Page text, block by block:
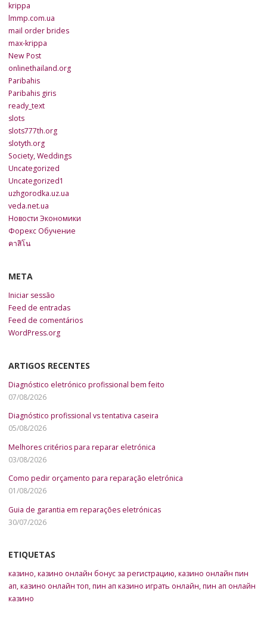
krippa
lmmp.com.ua
mail order brides
max-krippa
New Post
onlinethailand.org
Paribahis
Paribahis giris
ready_text
slots
slots777th.org
slotyth.org
Society, Weddings
Uncategorized
Uncategorized1
uzhgorodka.uz.ua
veda.net.ua
Новости Экономики
Форекс Обучение
คาสิโน
META
Iniciar sessão
Feed de entradas
Feed de comentários
WordPress.org
ARTIGOS RECENTES
Diagnóstico eletrónico profissional bem feito
07/08/2026
Diagnóstico profissional vs tentativa caseira
05/08/2026
Melhores critérios para reparar eletrónica
03/08/2026
Como pedir orçamento para reparação eletrónica
01/08/2026
Guia de garantia em reparações eletrónicas
30/07/2026
ETIQUETAS
казино,казино онлайн бонус за регистрацию,казино онлайн пин
ап,казино онлайн топ,пин ап казино играть онлайн,пин ап онлайн
казино